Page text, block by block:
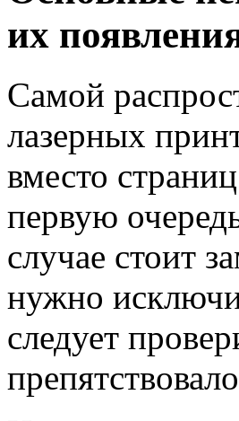
их
Самой
лазерных
вместо
первую
случае стоит
нужно
следует